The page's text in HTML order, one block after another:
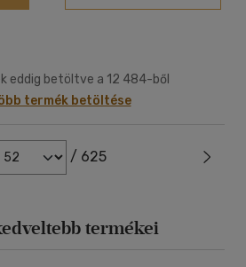
eddig betöltve a 12 484-ből
termék betöltése
/ 625
termékei